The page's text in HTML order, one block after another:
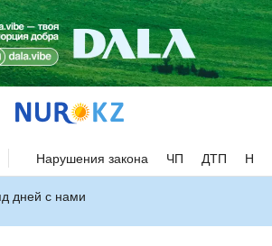
Нарушения закона ЧП ДТП
дней с нами